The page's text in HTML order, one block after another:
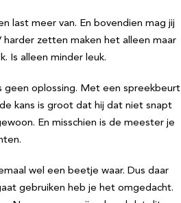
last meer van. En bovendien mag jij
harder zetten maken het alleen maar
Is alleen minder leuk.
geen oplossing. Met een spreekbeurt
kans is groot dat hij dat niet snapt
En misschien is de meester je
wel een beetje waar. Dus daar
gebruiken heb je het omgedacht.